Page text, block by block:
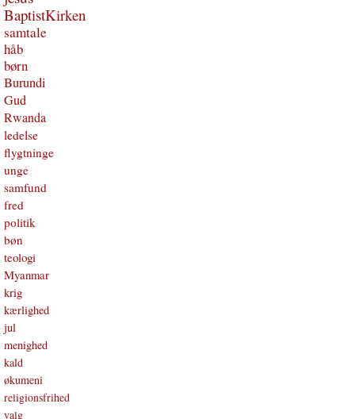
BaptistKirken
samtale
håb
børn
Burundi
Gud
Rwanda
ledelse
flygtninge
unge
samfund
fred
politik
bøn
teologi
Myanmar
krig
kærlighed
jul
menighed
kald
økumeni
religionsfrihed
valg